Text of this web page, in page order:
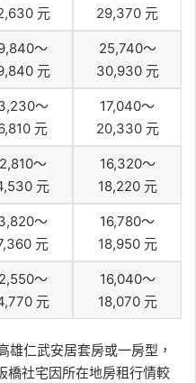
元
29,370 元
～
元
25,740～
30,930 元
～
元
17,040～
20,330 元
～
元
16,320～
18,220 元
～
元
16,780～
18,950 元
～
元
16,040～
18,070 元
雄仁武安居套房或一房型，
橋社宅因所在地房租行情較